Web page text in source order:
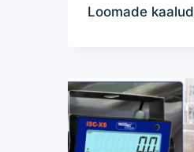
Loomade kaalud